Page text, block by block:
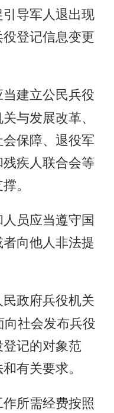
导军人退出现
登记信息变更
建立公民兵役
与发展改革、
保障、退役军
疾人联合会等
。
员应当遵守国
向他人非法提
政府兵役机关
社会发布兵役
记的对象范
有关要求。
所需经费按照